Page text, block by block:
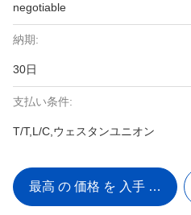
negotiable
納期:
30日
支払い条件:
T/T,L/C,ウェスタンユニオン
最高 の 価格 を 入手 する